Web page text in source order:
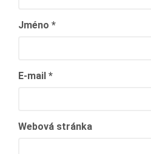
Jméno *
E-mail *
Webová stránka